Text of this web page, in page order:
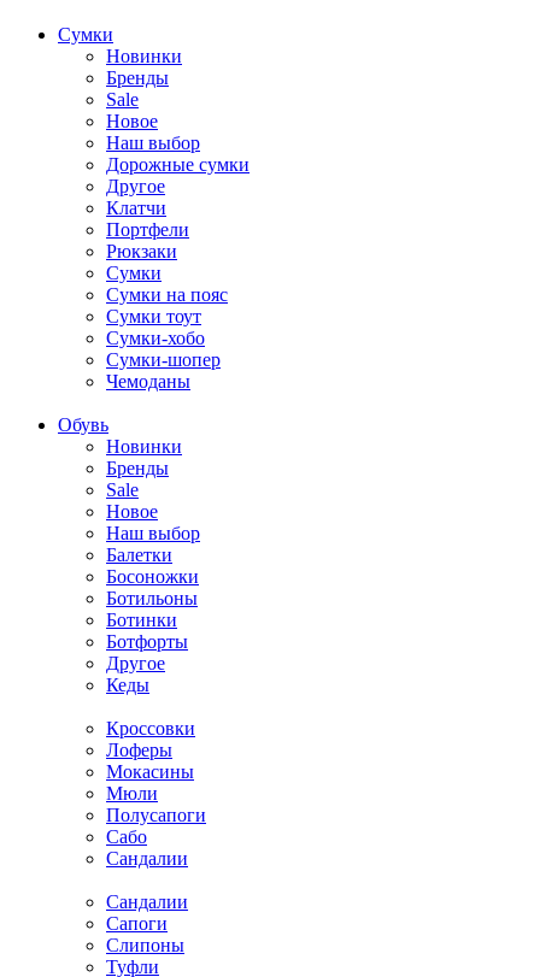
Cумки
Новинки
Бренды
Sale
Новое
Наш выбор
Дорожные сумки
Другое
Клатчи
Портфели
Рюкзаки
Сумки
Сумки на пояс
Сумки тоут
Сумки-хобо
Сумки-шопер
Чемоданы
Обувь
Новинки
Бренды
Sale
Новое
Наш выбор
Балетки
Босоножки
Ботильоны
Ботинки
Ботфорты
Другое
Кеды
Кроссовки
Лоферы
Мокасины
Мюли
Полусапоги
Сабо
Сандалии
Сандалии
Сапоги
Слипоны
Туфли